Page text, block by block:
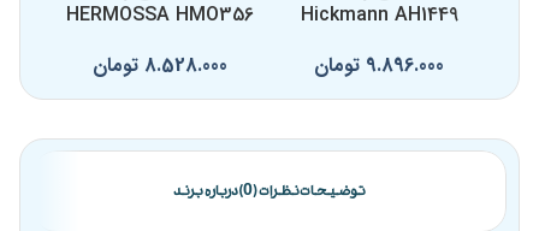
Hickmann AH1449
9.896.000 تومان
HERMOSSA HMO356
8.528.000 تومان
توضیحاتنظرات (0) درباره برند